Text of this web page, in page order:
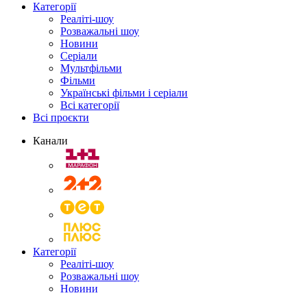
Категорії
Реаліті-шоу
Розважальні шоу
Новини
Серіали
Мультфільми
Фільми
Українські фільми і серіали
Всі категорії
Всі проєкти
Канали
Категорії
Реаліті-шоу
Розважальні шоу
Новини